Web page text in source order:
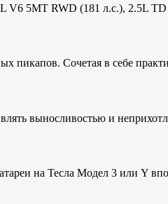
V6 5MT RWD (181 л.с.), 2.5L
пикапов. Сочетая в себе
выносливостью и
на Тесла Модел 3 или Y